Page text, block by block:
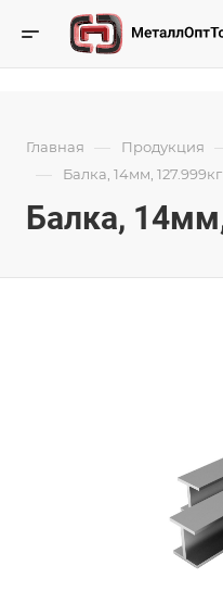
Главная — Продукция
— Балка, 14мм, 127.999кг
Балка,